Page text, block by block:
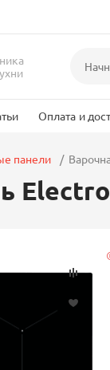
Оплата и
панели